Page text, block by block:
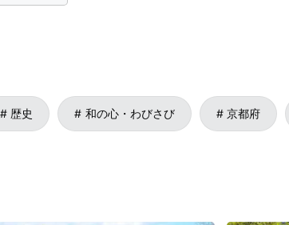
歴史 和の心・わびさび 京都府